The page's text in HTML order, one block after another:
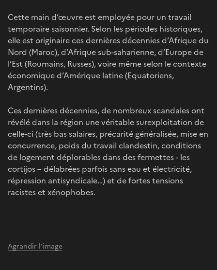
Cette main d’œuvre est employée pour un travail
temporaire saisonnier. Selon les périodes historiques,
elle est originaire ces dernières décennies d’Afrique du
Nord (Maroc), d’Afrique sub-saharienne, d’Europe de
l’Est (Roumains, Russes), voire même selon le contexte
économique d’Amérique latine (Equatoriens,
Argentins).
Ces dernières décennies, de nombreux scandales ont
révélé dans la région une véritable surexploitation de
celle-ci (très bas salaires, précarité généralisée, mise en
concurrence, poids du travail clandestin, conditions
de logement déplorables dans des fermettes - les
cortijos – délabrées parfois sans eau et électricité,
répression antisyndicale…) et de fortes tensions
racistes et xénophobes.
Agrandir l'image